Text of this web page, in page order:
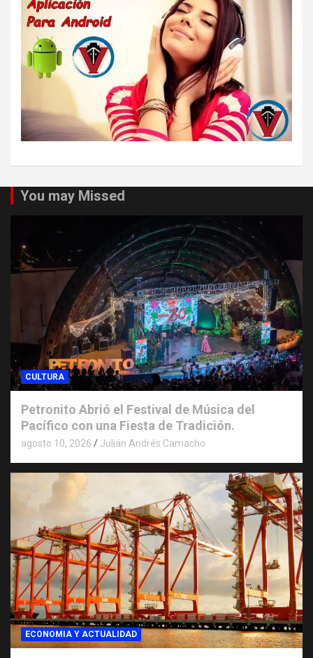
You may Missed
CULTURA
Petronito Abrió el Festival de Música del
Pacífico con una Fiesta de Tradición.
agosto 10, 2026 Julián Andrés Camacho
ECONOMIA Y ACTUALIDAD